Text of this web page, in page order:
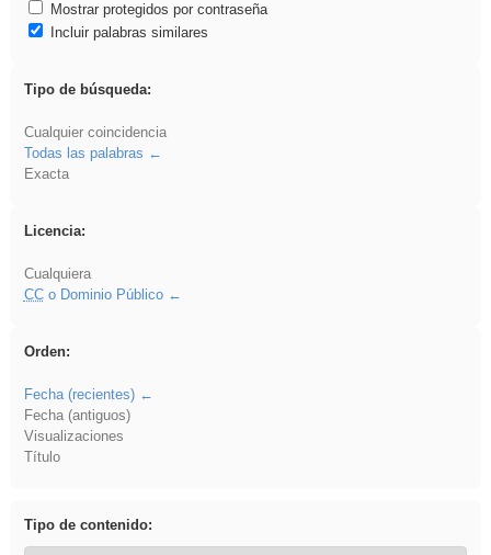
Mostrar protegidos por contraseña
Incluir palabras similares
Tipo de búsqueda:
Cualquier coincidencia
Todas las palabras
Exacta
Licencia:
Cualquiera
CCo Dominio Público
Orden:
Fecha (recientes)
Fecha (antiguos)
Visualizaciones
Título
Tipo de contenido: